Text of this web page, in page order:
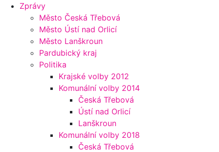
Zprávy
Město Česká Třebová
Město Ústí nad Orlicí
Město Lanškroun
Pardubický kraj
Politika
Krajské volby 2012
Komunální volby 2014
Česká Třebová
Ústí nad Orlicí
Lanškroun
Komunální volby 2018
Česká Třebová